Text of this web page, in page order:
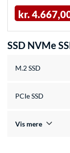
kr.
SSD NVMe
M.2 SSD
PCIe SSD
Vis mere